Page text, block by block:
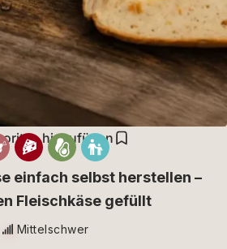
hinzufügen
einfach selbst herstellen –
Fleischkäse gefüllt
Mittelschwer